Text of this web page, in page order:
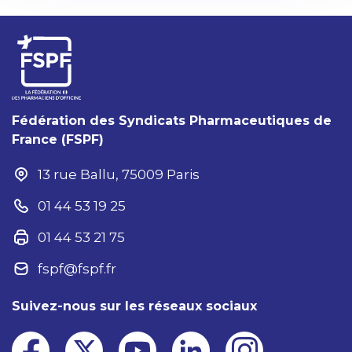
Fédération des Syndicats Pharmaceutiques de
France (FSPF)
13 rue Ballu, 75009 Paris
01 44 53 19 25
01 44 53 21 75
fspf@fspf.fr
Suivez-nous sur les réseaux sociaux